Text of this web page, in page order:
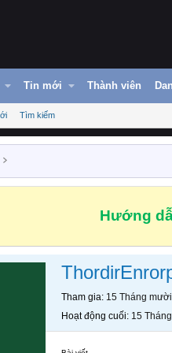
Tin mới Thành viên
Tìm kiếm
Hướng
Tham gia 15 Tháng
Hoạt động cuối 15